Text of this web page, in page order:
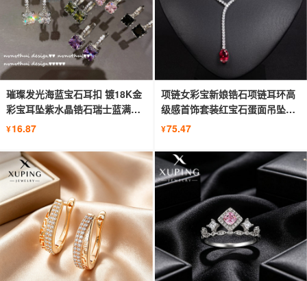
璀璨发光海蓝宝石耳扣 镀18K金
彩宝耳坠紫水晶锆石瑞士蓝满钻
耳圈
¥16.87
项链女彩宝新娘锆石项链耳环高
级感首饰套装红宝石蛋面吊坠厂
家批
¥75.47